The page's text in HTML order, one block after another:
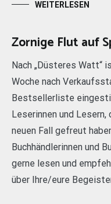
WEITERLESEN
Zornige Flut auf
Nach „Düsteres Watt“
Woche nach
Bestsellerliste
Leserinnen und
neuen Fall gefreut
Buchhändlerinnen und
gerne lesen und
über Ihre/eure